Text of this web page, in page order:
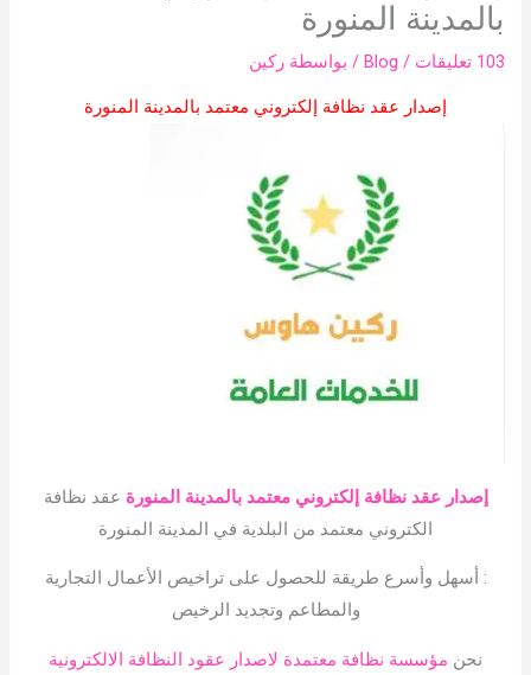
بالمدينة المنورة
103 تعليقات /
Blog / بواسطة ركين
إصدار عقد نظافة إلكتروني معتمد بالمدينة المنورة
إصدار عقد نظافة إلكتروني معتمد بالمدينة المنورة عقد نظافة
الكتروني معتمد من البلدية في المدينة المنورة
: أسهل وأسرع طريقة للحصول على تراخيص الأعمال التجارية
والمطاعم وتجديد الرخيص
نحن مؤسسة نظافة معتمدة لاصدار عقود النظافة الالكترونية